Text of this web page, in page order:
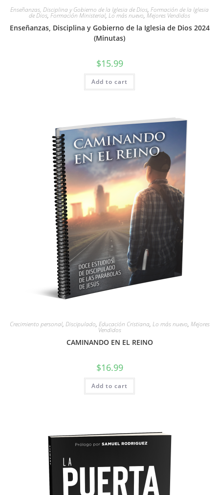
Enseñanzas, Disciplina y Gobierno de la Iglesia de Dios, Formación de la Iglesia
de Dios, Formación Ministerial, Lo más nuevo, Mejores Vendidos
Enseñanzas, Disciplina y Gobierno de la Iglesia de Dios 2024
(Minutas)
$15.99
Add to cart
Crecimiento personal, Discipulado, Educación Cristiana, Lo más nuevo, Mejores
Vendidos
CAMINANDO EN EL REINO
$16.99
Add to cart